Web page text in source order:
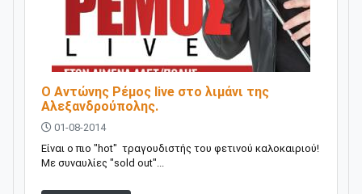
Ο Αντώνης Ρέμος live στο λιμάνι της
Αλεξανδρούπολης.
01-08-2014
Είναι ο πιο "hot" τραγουδιστής του φετινού καλοκαιριού!
Με συναυλίες "sold out"...